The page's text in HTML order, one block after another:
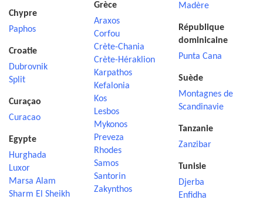
Chypre
Paphos
Croatie
Dubrovnik
Split
Curaçao
Curacao
Egypte
Hurghada
Luxor
Marsa Alam
Sharm El Sheikh
Grèce
Araxos
Corfou
Crète-Chania
Crète-Héraklion
Karpathos
Kefalonia
Kos
Lesbos
Mykonos
Preveza
Rhodes
Samos
Santorin
Zakynthos
Madère
République
dominicaine
Punta Cana
Suède
Montagnes de
Scandinavie
Tanzanie
Zanzibar
Tunisie
Djerba
Enfidha